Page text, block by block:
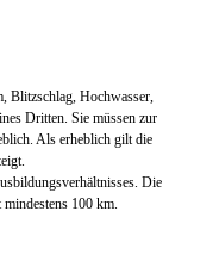
Blitzschlag, Hochwasser,
Dritten. Sie müssen zur
Als erheblich gilt die
Die
100 km.